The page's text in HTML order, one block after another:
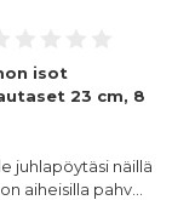
isot
23 cm, 8
juhlapöytäsi näillä
aiheisilla pahv…